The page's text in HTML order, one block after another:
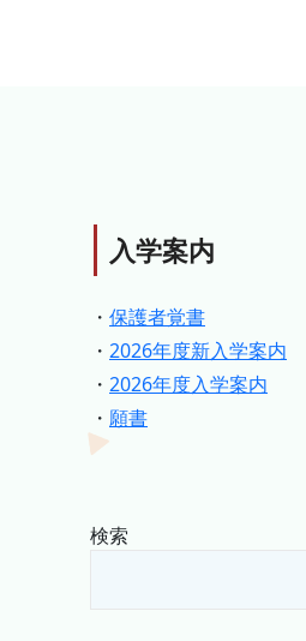
入学案内
・ 保護者覚書
・ 2026年度新入学案内
・ 2026年度入学案内
・ 願書
検索